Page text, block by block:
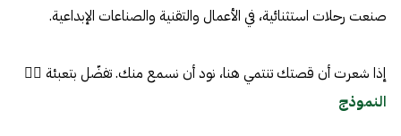
صنعت رحلات استثنائية، في الأعمال والتقنية والصناعات الإبداعية.
إذا شعرت أن قصتك تنتمي هنا، نود أن نسمع منك. تفضّل بتعبئة 👈🏼
النموذج